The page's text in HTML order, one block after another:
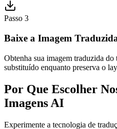
Passo 3
Baixe a Imagem
Obtenha sua imagem traduzida
substituído enquanto preserva o
Por Que Escolher
Imagens AI
Experimente a tecnologia de